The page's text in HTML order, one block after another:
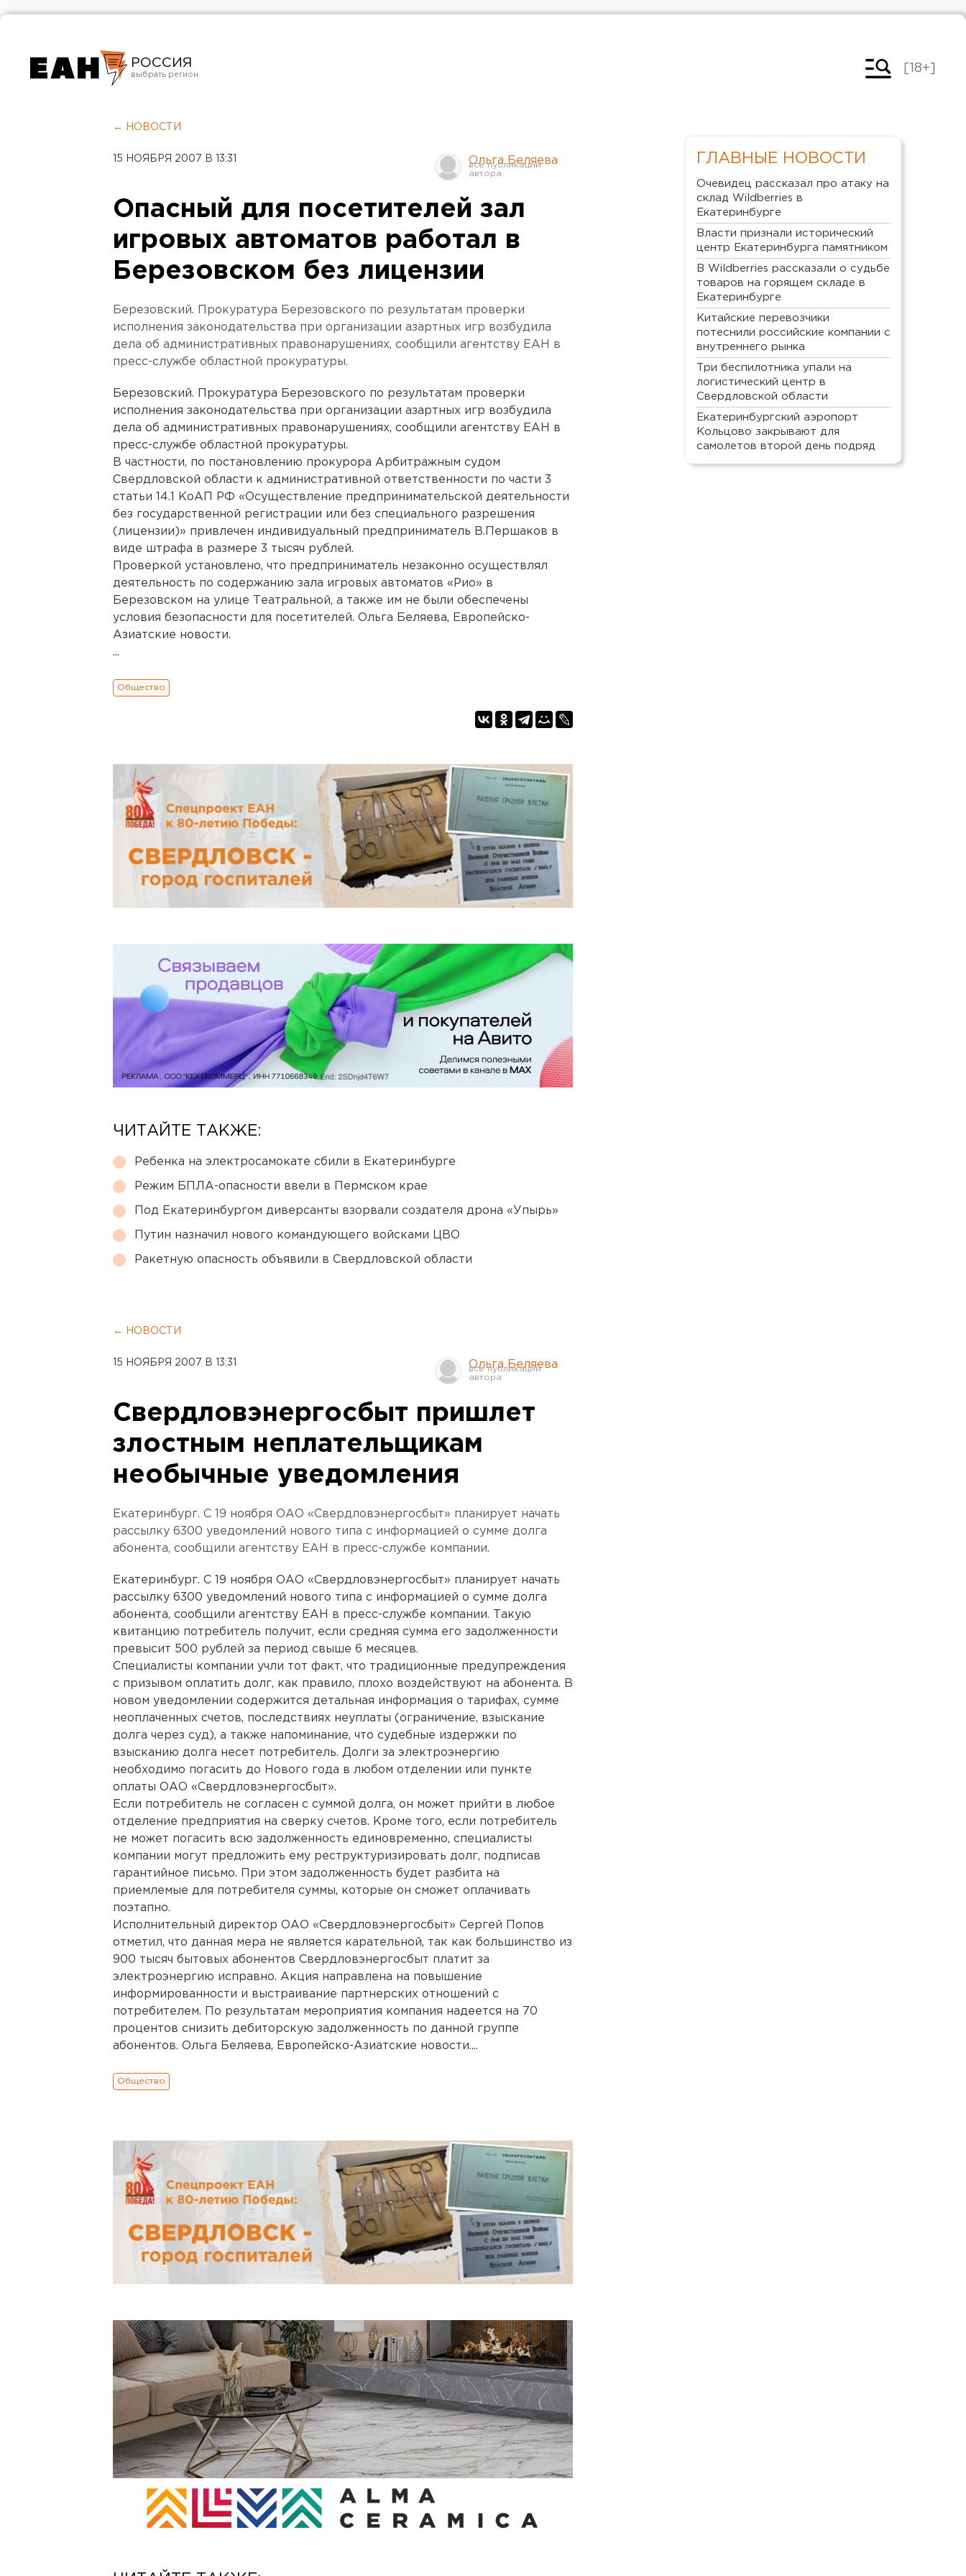
РОССИЯ
Челябинск
[18+]
← НОВОСТИ
15 НОЯБРЯ 2007 В 13:31 Ольга Беляева
Опасный для посетителей зал
игровых автоматов работал в
Березовском без лицензии
Березовский. Прокуратура Березовского по результатам проверки
исполнения законодательства при организации азартных игр возбудила
дела об административных правонарушениях, сообщили агентству ЕАН в
пресс-службе областной прокуратуры.
Березовский. Прокуратура Березовского по результатам проверки
исполнения законодательства при организации азартных игр возбудила
дела об административных правонарушениях, сообщили агентству ЕАН в
пресс-службе областной прокуратуры.
В частности, по постановлению прокурора Арбитражным судом
Свердловской области к административной ответственности по части 3
статьи 14.1 КоАП РФ «Осуществление предпринимательской деятельности
без государственной регистрации или без специального разрешения
(лицензии)» привлечен индивидуальный предприниматель В.Першаков в
виде штрафа в размере 3 тысяч рублей.
Проверкой установлено, что предприниматель незаконно осуществлял
деятельность по содержанию зала игровых автоматов «Рио» в
Березовском на улице Театральной, а также им не были обеспечены
условия безопасности для посетителей. Ольга Беляева, Европейско-
Азиатские новости.
...
Общество
ЧИТАЙТЕ ТАКЖЕ:
Ребенка на электросамокате сбили в Екатеринбурге
Режим БПЛА-опасности ввели в Пермском крае
Под Екатеринбургом диверсанты взорвали создателя дрона «Упырь»
Путин назначил нового командующего войсками ЦВО
Ракетную опасность объявили в Свердловской области
← НОВОСТИ
15 НОЯБРЯ 2007 В 13:31 Ольга Беляева
Свердловэнергосбыт пришлет
злостным неплательщикам
необычные уведомления
Екатеринбург. С 19 ноября ОАО «Свердловэнергосбыт» планирует начать
рассылку 6300 уведомлений нового типа с информацией о сумме долга
абонента, сообщили агентству ЕАН в пресс-службе компании.
Екатеринбург. С 19 ноября ОАО «Свердловэнергосбыт» планирует начать
рассылку 6300 уведомлений нового типа с информацией о сумме долга
абонента, сообщили агентству ЕАН в пресс-службе компании. Такую
квитанцию потребитель получит, если средняя сумма его задолженности
превысит 500 рублей за период свыше 6 месяцев.
Специалисты компании учли тот факт, что традиционные предупреждения
с призывом оплатить долг, как правило, плохо воздействуют на абонента. В
новом уведомлении содержится детальная информация о тарифах, сумме
неоплаченных счетов, последствиях неуплаты (ограничение, взыскание
долга через суд), а также напоминание, что судебные издержки по
взысканию долга несет потребитель. Долги за электроэнергию
необходимо погасить до Нового года в любом отделении или пункте
оплаты ОАО «Свердловэнергосбыт».
Если потребитель не согласен с суммой долга, он может прийти в любое
отделение предприятия на сверку счетов. Кроме того, если потребитель
не может погасить всю задолженность единовременно, специалисты
компании могут предложить ему реструктуризировать долг, подписав
гарантийное письмо. При этом задолженность будет разбита на
приемлемые для потребителя суммы, которые он сможет оплачивать
поэтапно.
Исполнительный директор ОАО «Свердловэнергосбыт» Сергей Попов
отметил, что данная мера не является карательной, так как большинство из
900 тысяч бытовых абонентов Свердловэнергосбыт платит за
электроэнергию исправно. Акция направлена на повышение
информированности и выстраивание партнерских отношений с
потребителем. По результатам мероприятия компания надеется на 70
процентов снизить дебиторскую задолженность по данной группе
абонентов. Ольга Беляева, Европейско-Азиатские новости....
Общество
ГЛАВНЫЕ НОВОСТИ
Очевидец рассказал про атаку на
склад Wildberries в
Екатеринбурге
Власти признали исторический
центр Екатеринбурга памятником
В Wildberries рассказали о судьбе
товаров на горящем складе в
Екатеринбурге
Китайские перевозчики
потеснили российские компании с
внутреннего рынка
Три беспилотника упали на
логистический центр в
Свердловской области
Екатеринбургский аэропорт
Кольцово закрывают для
самолетов второй день подряд